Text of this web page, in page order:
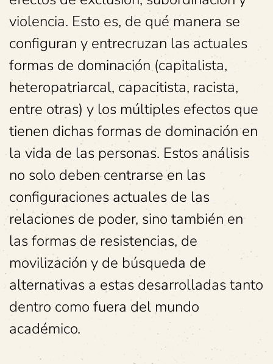
violencia. Esto es, de qué manera se
configuran y entrecruzan las actuales
formas de dominación (capitalista,
heteropatriarcal, capacitista, racista,
entre otras) y los múltiples efectos que
tienen dichas formas de dominación en
la vida de las personas. Estos análisis
no solo deben centrarse en las
configuraciones actuales de las
relaciones de poder, sino también en
las formas de resistencias, de
movilización y de búsqueda de
alternativas a estas desarrolladas tanto
dentro como fuera del mundo
académico.